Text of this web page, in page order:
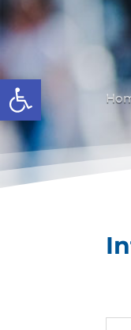
Abrir barra de